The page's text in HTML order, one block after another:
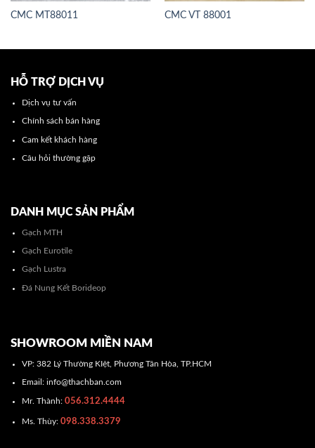
CMC MT88011 CMC VT 88001
HỖ TRỢ DỊCH VỤ
Dịch vụ tư vấn
Chính sách bán hàng
Cam kết khách hàng
Câu hỏi thường gặp
DANH MỤC SẢN PHẨM
Gạch MTH
Gạch Eurotile
Gạch Lustra
Đá Nung Kết Borideop
SHOWROOM MIỀN NAM
VP: 382 Lý Thường KIệt, Phương Tân Hòa, TP.HCM
Email: info@thachban.com
Mr. Thành:056.312.4444
Ms. Thùy: 098.338.3379